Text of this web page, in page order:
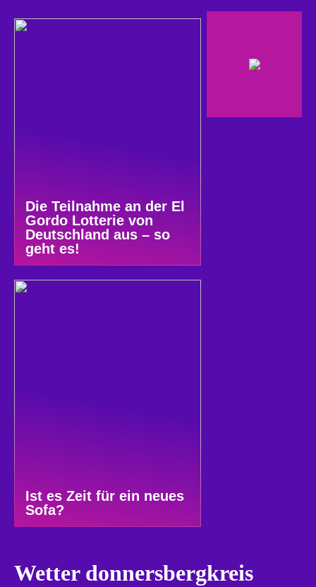
Die Teilnahme an der El
Gordo Lotterie von
Deutschland aus – so
geht es!
Ist es Zeit für ein neues
Sofa?
Wetter donnersbergkreis